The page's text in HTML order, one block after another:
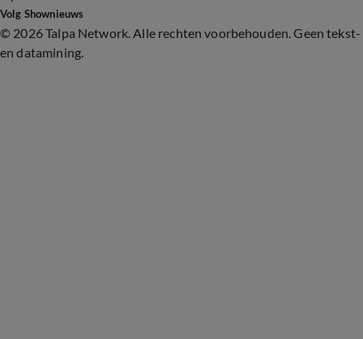
Volg Shownieuws
© 2026 Talpa Network. Alle rechten voorbehouden. Geen tekst-
en datamining.